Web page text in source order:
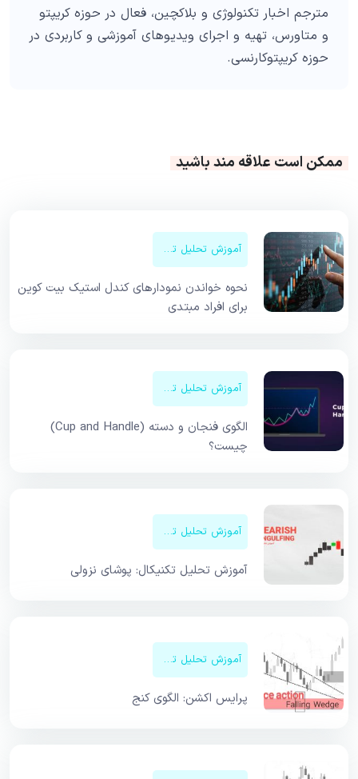
مترجم اخبار تکنولوژی و بلاکچین، فعال در حوزه کریپتو
و متاورس، تهیه و اجرای ویدیوهای آموزشی و کاربردی در
حوزه کریپتوکارنسی.
ممکن است علاقه مند باشید
آموزش تحلیل تکنیکال
نحوه خواندن نمودارهای کندل استیک بیت کوین
برای افراد مبتدی
آموزش تحلیل تکنیکال
الگوی فنجان و دسته (Cup and Handle)
چیست؟
آموزش تحلیل تکنیکال
آموزش تحلیل تکنیکال: پوشای نزولی
آموزش تحلیل تکنیکال
پرایس اکشن: الگوی کنج